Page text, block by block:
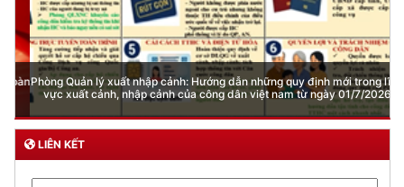
Phòng Quản lý xuất nhập cảnh: Hướng dẫn những quy định mới trong lĩnh
vực xuất cảnh, nhập cảnh của công dân việt nam từ ngày 01/7/2026
LIÊN KẾT